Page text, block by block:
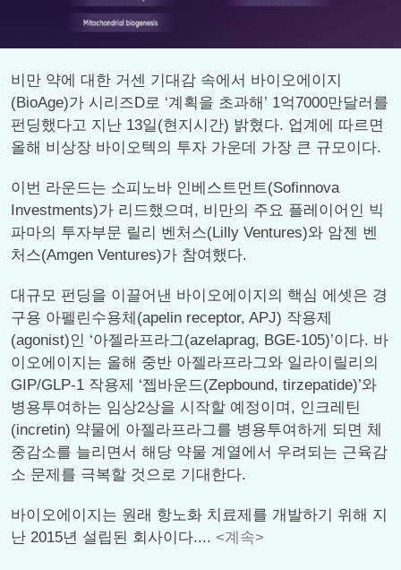
비만 약에 대한 거센 기대감 속에서 바이오에이지
(BioAge)가 시리즈D로 ‘계획을 초과해’ 1억7000만달러를
펀딩했다고 지난 13일(현지시간) 밝혔다. 업계에 따르면
올해 비상장 바이오텍의 투자 가운데 가장 큰 규모이다.
이번 라운드는 소피노바 인베스트먼트(Sofinnova
Investments)가 리드했으며, 비만의 주요 플레이어인 빅
파마의 투자부문 릴리 벤처스(Lilly Ventures)와 암젠 벤
처스(Amgen Ventures)가 참여했다.
대규모 펀딩을 이끌어낸 바이오에이지의 핵심 에셋은 경
구용 아펠린수용체(apelin receptor, APJ) 작용제
(agonist)인 ‘아젤라프라그(azelaprag, BGE-105)’이다. 바
이오에이지는 올해 중반 아젤라프라그와 일라이릴리의
GIP/GLP-1 작용제 ‘젭바운드(Zepbound, tirzepatide)’와
병용투여하는 임상2상을 시작할 예정이며, 인크레틴
(incretin) 약물에 아젤라프라그를 병용투여하게 되면 체
중감소를 늘리면서 해당 약물 계열에서 우려되는 근육감
소 문제를 극복할 것으로 기대한다.
바이오에이지는 원래 항노화 치료제를 개발하기 위해 지
난 2015년 설립된 회사이다.... <계속>